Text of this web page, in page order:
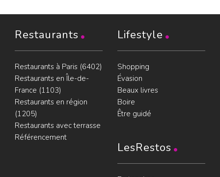
Restaurants
Restaurants à Paris (6402)
Restaurants en Île-de-
France (1103)
Restaurants en région
(1205)
Restaurants avec terrasse
Référencement
Lifestyle
Shopping
Évasion
Beaux livres
Boire
Être guidé
LesRestos